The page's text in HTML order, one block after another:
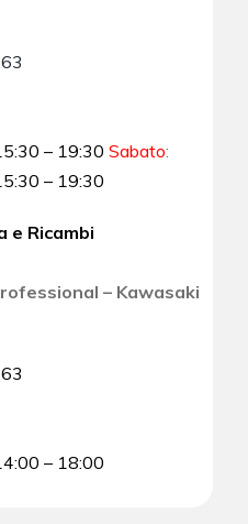
– 19:30 Sabato:
– 19:30
e Ricambi
– Kawasaki
– 18:00